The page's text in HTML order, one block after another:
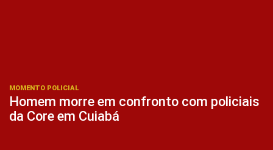
MOMENTO POLICIAL
Homem morre em confronto com policiais
da Core em Cuiabá